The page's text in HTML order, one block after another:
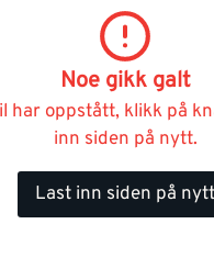
Noe gikk galt
har oppstått, klikk på
inn siden på nytt.
Last inn siden på nytt